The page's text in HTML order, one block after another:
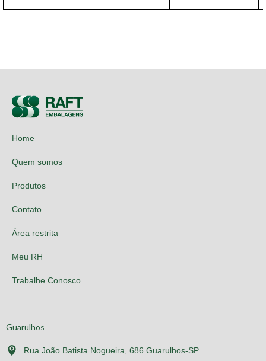
Home
Quem somos
Produtos
Contato
Área restrita
Meu RH
Trabalhe Conosco
Guarulhos
Rua João Batista Nogueira, 686 Guarulhos-SP